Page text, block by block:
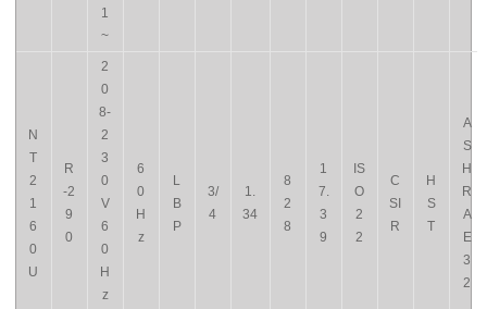
1
~
N
T
2
1
6
0
U
R
-2
9
0
2
0
8-
2
3
0
V
6
0
H
z
6
0
H
z
L
B
P
3/
4
1.
34
8
2
8
1
7.
3
9
IS
O
2
2
C
SI
R
H
S
T
A
S
H
R
A
E
3
2